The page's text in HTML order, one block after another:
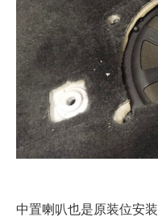
中置喇叭也是原装位安装